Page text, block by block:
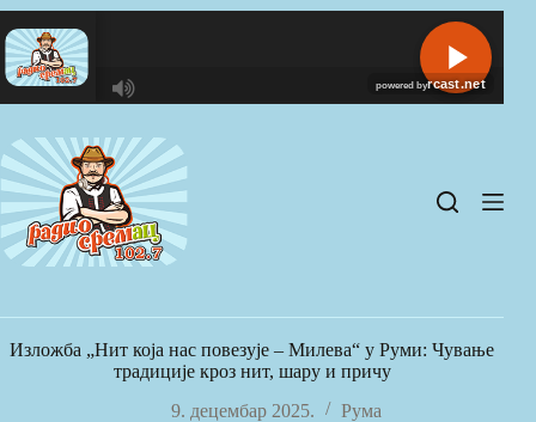
Skip
to
content
C
A
S
T
.
N
Изложба „Нит која нас повезује – Милева“ у Руми: Чување
традиције кроз нит, шару и причу
9. децембар 2025.
Рума